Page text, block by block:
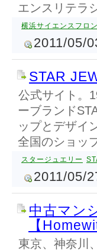
エンスリテラ
横浜サイエンスフロ
2011/05/
STAR
公式サイト。
ーブランド
ップとデザイ
全国のショッ
スタージュエリー
2011/05/
中古マン
【
東京、神奈川